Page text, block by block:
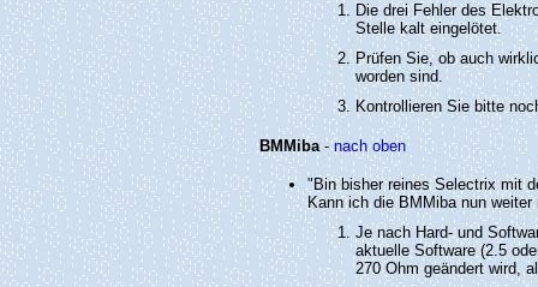
Die drei Fehler des
Stelle kalt eingelötet.
Prüfen Sie, ob auch
worden sind.
Kontrollieren Sie bitte
BMMiba-nach oben
"Bin bisher reines Selectrix mit
Kann ich die BMMiba nun
Je nach Hard- und
aktuelle Software (2.5
270 Ohm geändert wird,